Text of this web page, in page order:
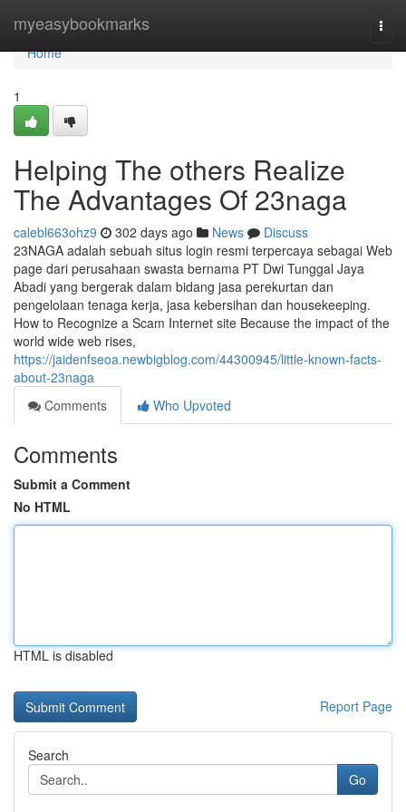
myeasybookmarks
Home
Home
1
Helping The others Realize
The Advantages Of 23naga
calebl663ohz9 302 days ago News
Discuss
23NAGA adalah sebuah situs login resmi terpercaya sebagai Web
page dari perusahaan swasta bernama PT Dwi Tunggal Jaya
Abadi yang bergerak dalam bidang jasa perekurtan dan
pengelolaan tenaga kerja, jasa kebersihan dan housekeeping.
How to Recognize a Scam Internet site Because the impact of the
world wide web rises,
https://jaidenfseoa.newbigblog.com/44300945/little-known-facts-
about-23naga
Comments
Who Upvoted
Comments
Submit a Comment
No HTML
HTML is disabled
Report Page
Search
Go